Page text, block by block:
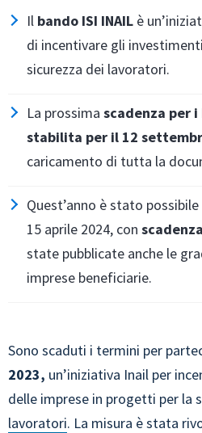
Il bando ISI INAIL è
di incentivare gli
sicurezza dei lavoratori.
La prossima scadenza per
stabilita per il 12
caricamento di tutta la
Quest’anno è stato
15 aprile 2024, con
state pubblicate anche le
imprese beneficiarie.
Sono scaduti i termini per
2023, un’iniziativa Inail per
delle imprese in progetti per la
lavoratori. La misura è stata